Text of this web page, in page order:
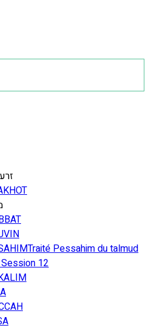
Traité Pessahim du talmud
12